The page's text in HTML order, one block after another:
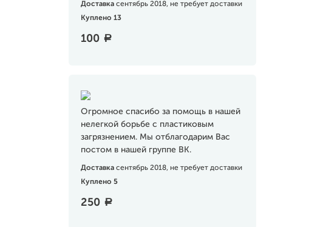
Доставка сентябрь 2018, не требует доставки
Куплено 13
100 a
Огромное спасибо за помощь в нашей
нелегкой борьбе с пластиковым
загрязнением. Мы отблагодарим Вас
постом в нашей группе ВК.
Доставка сентябрь 2018, не требует доставки
Куплено 5
250 a